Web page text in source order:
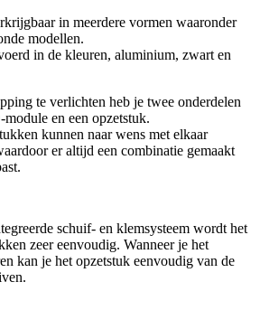
in meerdere vormen waaronder
modellen.
in de kleuren, aluminium, zwart en
te verlichten heb je twee onderdelen
en een opzetstuk.
kunnen naar wens met elkaar
er altijd een combinatie gemaakt
schuif- en klemsysteem wordt het
zeer eenvoudig. Wanneer je het
kan je het opzetstuk eenvoudig van de